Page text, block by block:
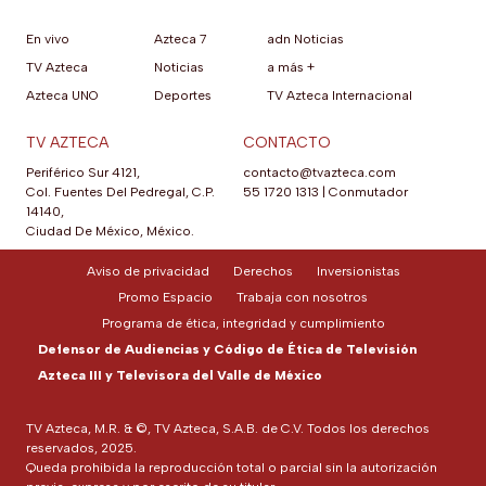
En vivo
TV Azteca
Azteca UNO
Azteca 7
Noticias
Deportes
adn Noticias
a más +
TV Azteca Internacional
TV AZTECA
Periférico Sur 4121,
Col. Fuentes Del Pedregal, C.P.
14140,
Ciudad De México, México.
CONTACTO
contacto@tvazteca.com
55 1720 1313
Conmutador
TV Azteca, M.R. & ©, TV Azteca, S.A.B. de C.V. Todos los derechos
reservados, 2025.
Queda prohibida la reproducción total o parcial sin la autorización
Aviso de privacidad Derechos
Inversionistas
Promo Espacio
Trabaja con nosotros
Programa de ética, integridad y cumplimiento
Defensor de Audiencias y Código de Ética de Televisión
Azteca III y Televisora del Valle de México